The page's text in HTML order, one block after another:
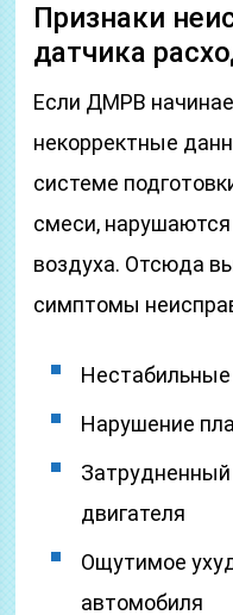
Признаки
датчика
Если ДМРВ
некорректные
системе
смеси,
воздуха. Отсюда
симптомы
Нестабильные
Нарушение
двигателя
Ощутимое
автомобиля